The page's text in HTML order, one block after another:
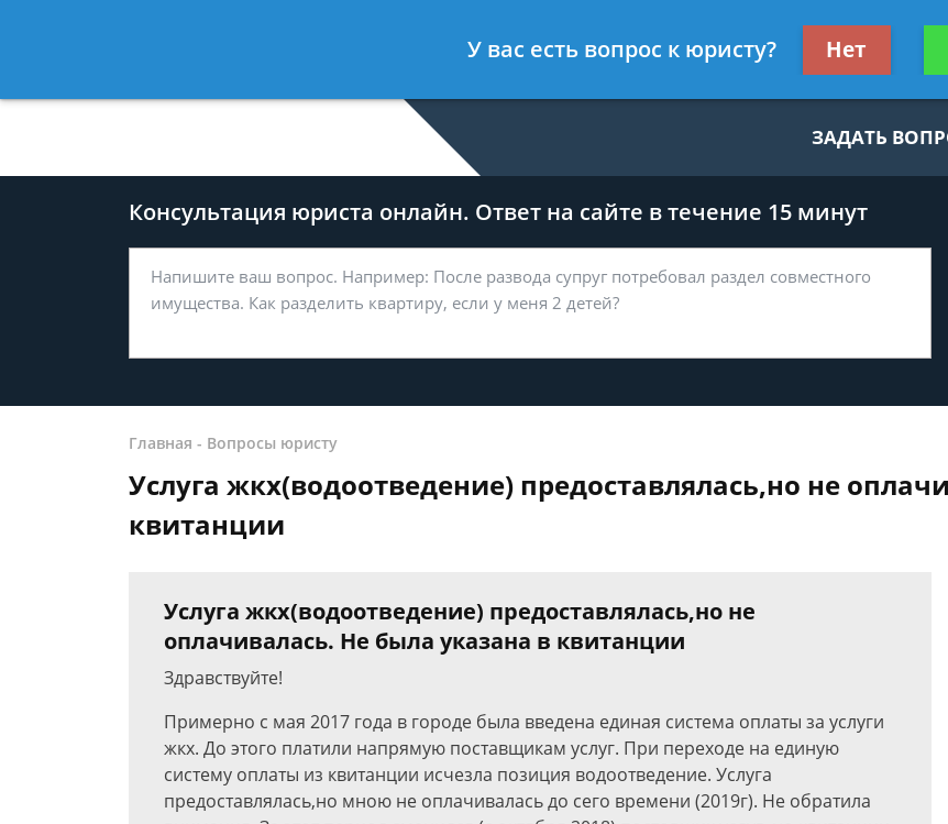
- Юрист по гражданскому праву
Получите
ЗАДАТЬ
Консультация юриста онлайн. Ответ на сайте в течение 15 минут
Главная - Вопросы юристу
Услуга жкх(водоотведение) предоставлялась,но не
квитанции
Услуга жкх(водоотведение) предоставлялась,но не
оплачивалась. Не была указана в квитанции
Здравствуйте!
Примерно с мая 2017 года в городе была введена единая система оплаты за услуги
жкх. До этого платили напрямую поставщикам услуг. При переходе на единую
систему оплаты из квитанции исчезла позиция водоотведение. Услуга
предоставлялась,но мною не оплачивалась до сего времени (2019г). Не обратила
У вас есть вопрос к юристу? Нет